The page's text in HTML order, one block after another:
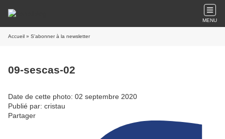
MENU
Accueil » S'abonner à la newsletter
09-sescas-02
Date de cette photo: 02 septembre 2020
Publié par: cristau
Partager